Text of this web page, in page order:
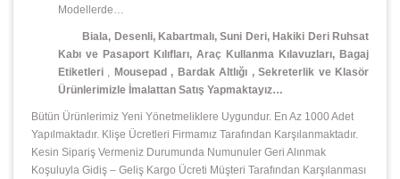
Modellerde…
Biala, Desenli, Kabartmalı, Suni Deri, Hakiki Deri Ruhsat
Kabı ve Pasaport Kılıfları, Araç Kullanma Kılavuzları, Bagaj
Etiketleri , Mousepad , Bardak Altlığı , Sekreterlik ve Klasör
Ürünlerimizle İmalattan Satış Yapmaktayız…
Bütün Ürünlerimiz Yeni Yönetmeliklere Uygundur. En Az 1000 Adet
Yapılmaktadır. Klişe Ücretleri Firmamız Tarafından Karşılanmaktadır.
Kesin Sipariş Vermeniz Durumunda Numunuler Geri Alınmak
Koşuluyla Gidiş – Geliş Kargo Ücreti Müşteri Tarafından Karşılanması